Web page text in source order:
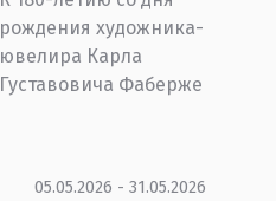
рождения художника-
ювелира Карла
Густавовича Фаберже
05.05.2026 - 31.05.2026